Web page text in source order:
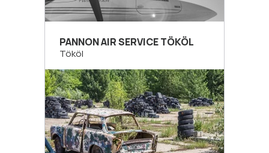
PANNON AIR SERVICE TÖKÖL
Tököl